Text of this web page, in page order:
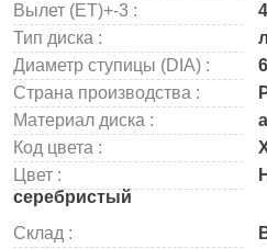
Вылет (ET)+-3 :
Тип диска :
Диаметр ступицы (DIA) :
Страна производства :
Материал диска :
Код цвета :
Цвет :
серебристый
Склад :